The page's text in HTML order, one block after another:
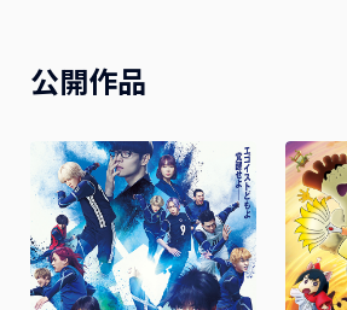
公開作品